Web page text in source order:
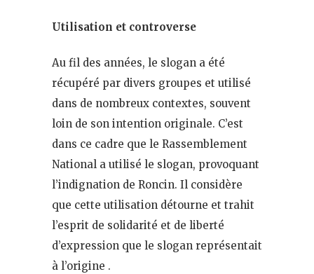
Utilisation et controverse
Au fil des années, le slogan a été
récupéré par divers groupes et utilisé
dans de nombreux contextes, souvent
loin de son intention originale. C’est
dans ce cadre que le Rassemblement
National a utilisé le slogan, provoquant
l’indignation de Roncin. Il considère
que cette utilisation détourne et trahit
l’esprit de solidarité et de liberté
d’expression que le slogan représentait
à l’origine .